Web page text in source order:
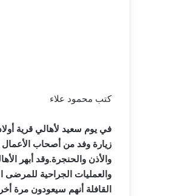
كتب محمود علاء
في يوم سعيد لأهالي قرية
زيارة وفد من أصحاب الأعمال
والعمليات الجراحية للمرضى
القافلة أنهم سيعودون مرة